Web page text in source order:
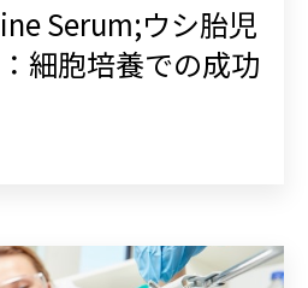
Serum;ウシ胎児
細胞培養での成功